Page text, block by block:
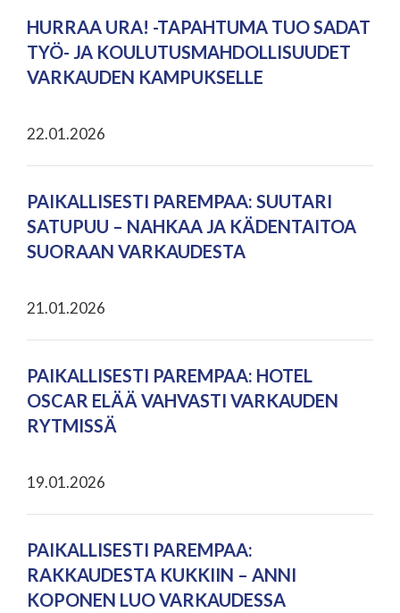
HURRAA URA! -TAPAHTUMA TUO SADAT
TYÖ- JA KOULUTUSMAHDOLLISUUDET
VARKAUDEN KAMPUKSELLE
22.01.2026
PAIKALLISESTI PAREMPAA: SUUTARI
SATUPUU – NAHKAA JA KÄDENTAITOA
SUORAAN VARKAUDESTA
21.01.2026
PAIKALLISESTI PAREMPAA: HOTEL
OSCAR ELÄÄ VAHVASTI VARKAUDEN
RYTMISSÄ
19.01.2026
PAIKALLISESTI PAREMPAA:
RAKKAUDESTA KUKKIIN – ANNI
KOPONEN LUO VARKAUDESSA